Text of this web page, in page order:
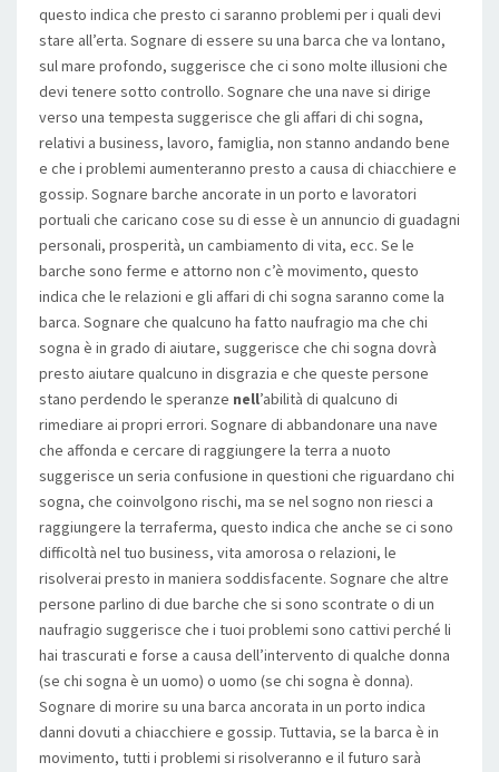
questo indica che presto ci saranno problemi per i quali devi
stare all’erta. Sognare di essere su una barca che va lontano,
sul mare profondo, suggerisce che ci sono molte illusioni che
devi tenere sotto controllo. Sognare che una nave si dirige
verso una tempesta suggerisce che gli affari di chi sogna,
relativi a business, lavoro, famiglia, non stanno andando bene
e che i problemi aumenteranno presto a causa di chiacchiere e
gossip. Sognare barche ancorate in un porto e lavoratori
portuali che caricano cose su di esse è un annuncio di guadagni
personali, prosperità, un cambiamento di vita, ecc. Se le
barche sono ferme e attorno non c’è movimento, questo
indica che le relazioni e gli affari di chi sogna saranno come la
barca. Sognare che qualcuno ha fatto naufragio ma che chi
sogna è in grado di aiutare, suggerisce che chi sogna dovrà
presto aiutare qualcuno in disgrazia e che queste persone
stano perdendo le speranze nell’abilità di qualcuno di
rimediare ai propri errori. Sognare di abbandonare una nave
che affonda e cercare di raggiungere la terra a nuoto
suggerisce un seria confusione in questioni che riguardano chi
sogna, che coinvolgono rischi, ma se nel sogno non riesci a
raggiungere la terraferma, questo indica che anche se ci sono
difficoltà nel tuo business, vita amorosa o relazioni, le
risolverai presto in maniera soddisfacente. Sognare che altre
persone parlino di due barche che si sono scontrate o di un
naufragio suggerisce che i tuoi problemi sono cattivi perché li
hai trascurati e forse a causa dell’intervento di qualche donna
(se chi sogna è un uomo) o uomo (se chi sogna è donna).
Sognare di morire su una barca ancorata in un porto indica
danni dovuti a chiacchiere e gossip. Tuttavia, se la barca è in
movimento, tutti i problemi si risolveranno e il futuro sarà